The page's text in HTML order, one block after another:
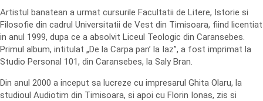
Artistul banatean a urmat cursurile Facultatii de Litere, Istorie si
Filosofie din cadrul Universitatii de Vest din Timisoara, fiind licentiat
in anul 1999, dupa ce a absolvit Liceul Teologic din Caransebes.
Primul album, intitulat „De la Carpa pan’ la Iaz”, a fost imprimat la
Studio Personal 101, din Caransebes, la Saly Bran.
Din anul 2000 a inceput sa lucreze cu impresarul Ghita Olaru, la
studioul Audiotim din Timisoara, si apoi cu Florin Ionas, zis si